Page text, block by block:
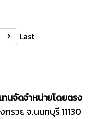
Last
นจัดจำหน่ายโดยตรง
รวย จ.นนทบุรี 11130